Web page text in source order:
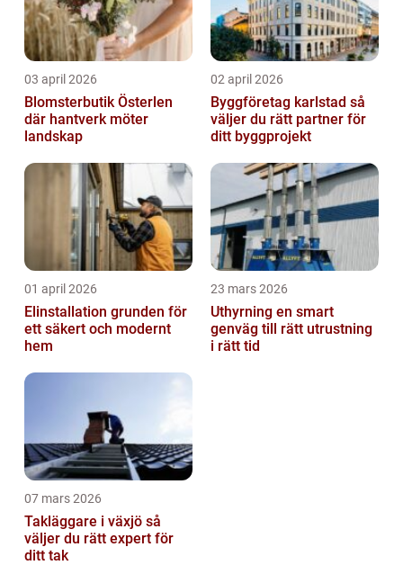
03 april 2026
Blomsterbutik Österlen
där hantverk möter
landskap
02 april 2026
Byggföretag karlstad så
väljer du rätt partner för
ditt byggprojekt
01 april 2026
Elinstallation grunden för
ett säkert och modernt
hem
23 mars 2026
Uthyrning en smart
genväg till rätt utrustning
i rätt tid
07 mars 2026
Takläggare i växjö så
väljer du rätt expert för
ditt tak